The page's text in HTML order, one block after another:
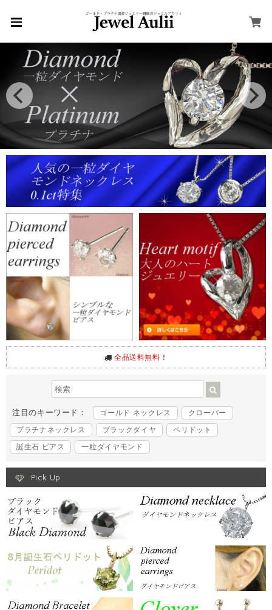
全品送料無料！
注目のキーワード： ゴールド ネックレス
クローバー
プラチナネックレス
ブラックダイヤ
ペリドット
誕生石 ピアス
一粒ダイヤモンド
Pick Up